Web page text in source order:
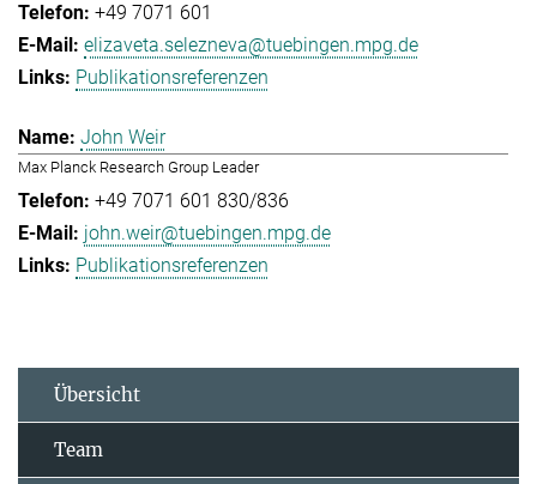
+49 7071 601
elizaveta.selezneva@tuebingen.mpg.de
Publikationsreferenzen
John Weir
Max Planck Research Group Leader
+49 7071 601 830/836
john.weir@tuebingen.mpg.de
Publikationsreferenzen
Übersicht
Team